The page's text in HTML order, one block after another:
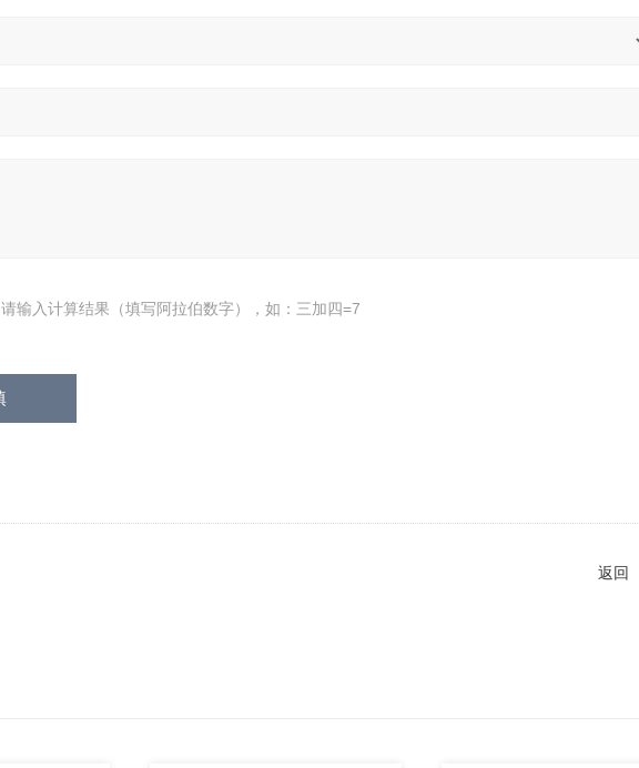
请输入计算结果（填写阿拉伯数字），如：三加四=7
返回